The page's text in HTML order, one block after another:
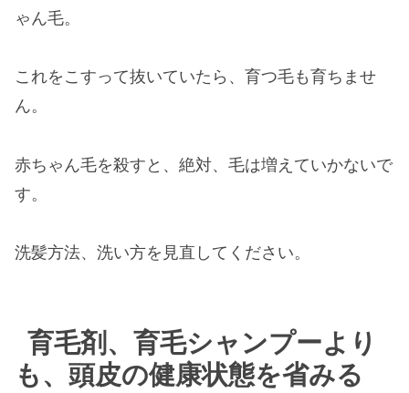
ゃん毛。
これをこすって抜いていたら、育つ毛も育ちませ
ん。
赤ちゃん毛を殺すと、絶対、毛は増えていかないで
す。
洗髪方法、洗い方を見直してください。
育毛剤、育毛シャンプーより
も、頭皮の健康状態を省みる